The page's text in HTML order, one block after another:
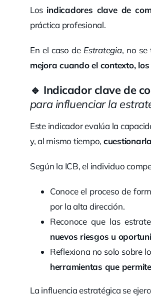
Los indicadores clave de
práctica profesional.
En el caso de Estrategia, no se
mejora cuando el contexto,
🔹 Indicador clave de
para influenciar la
Este indicador evalúa la
y, al mismo tiempo,
Según la ICB, el individuo
Conoce el proceso de
por la alta dirección.
Reconoce que las
nuevos riesgos u
Reflexiona no solo sobre
herramientas que
La influencia estratégica se